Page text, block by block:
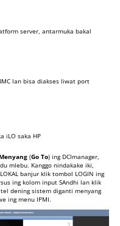
server, antarmuka bakal
lan bisa diakses liwat port
iLO saka HP
(Go To) ing DCImanager,
mlebu. Kanggo nindakake iki,
banjur klik tombol LOGIN ing
ing kolom input SAndhi lan klik
dening sistem diganti menyang
ing menu IPMI.